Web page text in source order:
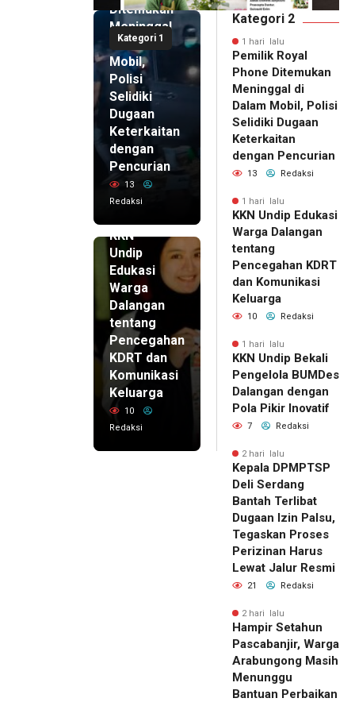
Kategori 1
Ditemukan
Meninggal
di Dalam
Mobil,
Polisi
Selidiki
Dugaan
Keterkaitan
dengan
Pencurian
13
Redaksi
KKN
Undip
Edukasi
Warga
Dalangan
tentang
Pencegahan
KDRT dan
Komunikasi
Keluarga
10
Redaksi
Kategori 2
1 hari lalu
Pemilik Royal
Phone Ditemukan
Meninggal di
Dalam Mobil, Polisi
Selidiki Dugaan
Keterkaitan
dengan Pencurian
13 Redaksi
1 hari lalu
KKN Undip Edukasi
Warga Dalangan
tentang
Pencegahan KDRT
dan Komunikasi
Keluarga
10 Redaksi
1 hari lalu
KKN Undip Bekali
Pengelola BUMDes
Dalangan dengan
Pola Pikir Inovatif
7 Redaksi
2 hari lalu
Kepala DPMPTSP
Deli Serdang
Bantah Terlibat
Dugaan Izin Palsu,
Tegaskan Proses
Perizinan Harus
Lewat Jalur Resmi
21 Redaksi
2 hari lalu
Hampir Setahun
Pascabanjir, Warga
Arabungong Masih
Menunggu
Bantuan Perbaikan